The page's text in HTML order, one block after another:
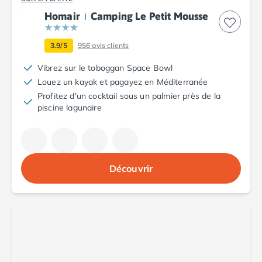
Camping Argelès-sur-Mer
Camping Canet-en-Roussillon
Camping Collioure
Camping Le Barcarès
Camping Perpignan
Camping Saint-Cyprien
Camping Limousin
Camping Corrèze
Camping Midi-Pyrénées
Camping Aveyron
Camping Millau
Camping Nant
Homair Camping Le Petit Mousse
3.9/5 956avis clients
Vibrez sur le toboggan Space Bowl
Louez un kayak et pagayez en Méditerranée
Profitez d'un cocktail sous un palmier près de la
piscine lagunaire
Découvrir